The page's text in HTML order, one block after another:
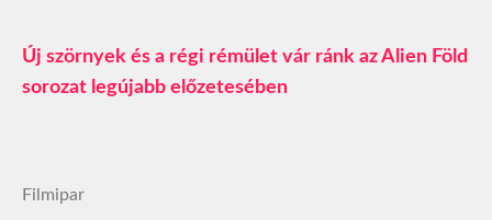
Új szörnyek és a régi rémület vár ránk az Alien Föld
sorozat legújabb előzetesében
Filmipar